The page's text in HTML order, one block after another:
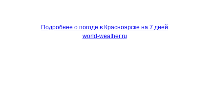
Подробнее о погоде в Красноярске на 7 дней
world-weather.ru